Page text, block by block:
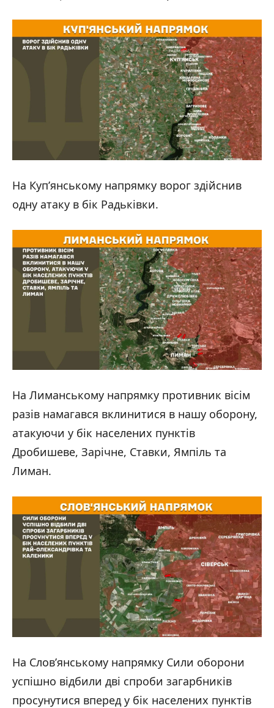
На Куп’янському напрямку ворог здійснив
одну атаку в бік Радьківки.
На Лиманському напрямку противник вісім
разів намагався вклинитися в нашу оборону,
атакуючи у бік населених пунктів
Дробишеве, Зарічне, Ставки, Ямпіль та
Лиман.
На Слов’янському напрямку Сили оборони
успішно відбили дві спроби загарбників
просунутися вперед у бік населених пунктів